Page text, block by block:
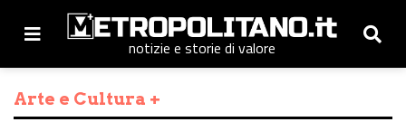
notizie e storie di valore
Arte e Cultura +